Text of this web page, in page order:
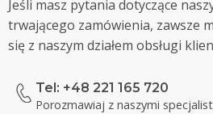
Jeśli masz pytania dotyczące
trwającego zamówienia, zawsze
się z naszym działem obsługi
Tel: +48 221 165 720
Porozmawiaj z naszymi